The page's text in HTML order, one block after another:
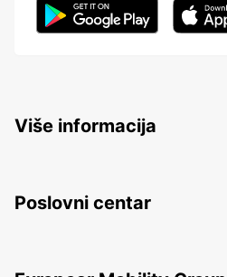
Više informacija
Poslovni centar